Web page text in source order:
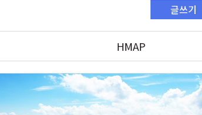
글쓰기
HMAP